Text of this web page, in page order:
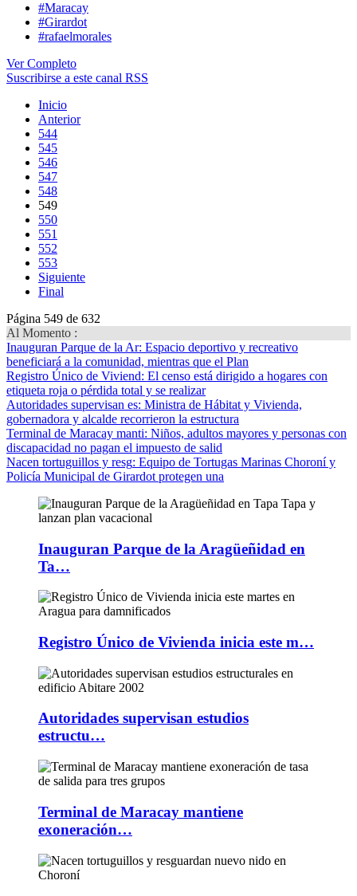
#Maracay
#Girardot
#rafaelmorales
Ver Completo
Suscribirse a este canal RSS
Inicio
Anterior
544
545
546
547
548
549
550
551
552
553
Siguiente
Final
Página 549 de 632
Al Momento :
Inauguran Parque de la Ar: Espacio deportivo y recreativo
beneficiará a la comunidad, mientras que el Plan
Registro Único de Viviend: El censo está dirigido a hogares con
etiqueta roja o pérdida total y se realizar
Autoridades supervisan es: Ministra de Hábitat y Vivienda,
gobernadora y alcalde recorrieron la estructura
Terminal de Maracay manti: Niños, adultos mayores y personas con
discapacidad no pagan el impuesto de salid
Nacen tortuguillos y resg: Equipo de Tortugas Marinas Choroní y
Policía Municipal de Girardot protegen una
Inauguran Parque de la Aragüeñidad en
Ta…
Registro Único de Vivienda inicia este m…
Autoridades supervisan estudios
estructu…
Terminal de Maracay mantiene
exoneración…